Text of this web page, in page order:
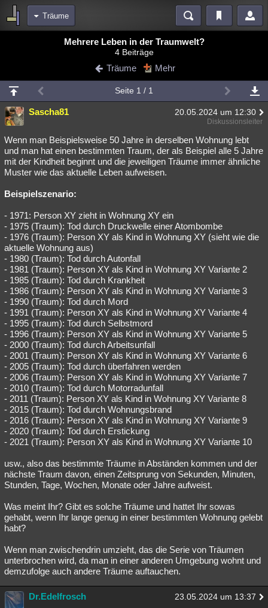
Träume
Blogs
Chat Wiki Neuigkeiten
meine Rubriken
Menschen Wissenschaft Mystery Kriminalfälle
Spiritualität Verschwörungen Technologie Ufologie
Natur Umfragen Unterhaltung
Philosophie Träume
Astronomie Helpdesk Gruppen Gaming Filme
Musik Clash Verbesserungen Allmystery
Übersichten
Besucht Teilgenommen Alle
Lesenswert Schlüsselwörter
Mehrere Leben in der Traumwelt?
4 Beiträge
Träume Mehr
Seite 1 / 1
Sascha81 20.05.2024 um 12:30
Diskussionsleiter
Wenn man Beispielsweise 50 Jahre in derselben Wohnung lebt
und man hat einen bestimmten Traum, der als Beispiel alle 5 Jahre
mit der Kindheit beginnt und die jeweiligen Träume immer ähnliche
Muster wie das aktuelle Leben aufweisen.
Beispielszenario:
- 1971: Person XY zieht in Wohnung XY ein
- 1975 (Traum): Tod durch Druckwelle einer Atombombe
- 1976 (Traum): Person XY als Kind in Wohnung XY (sieht wie die
aktuelle Wohnung aus)
- 1980 (Traum): Tod durch Autonfall
- 1981 (Traum): Person XY als Kind in Wohnung XY Variante 2
- 1985 (Traum): Tod durch Krankheit
- 1986 (Traum): Person XY als Kind in Wohnung XY Variante 3
- 1990 (Traum): Tod durch Mord
- 1991 (Traum): Person XY als Kind in Wohnung XY Variante 4
- 1995 (Traum): Tod durch Selbstmord
- 1996 (Traum): Person XY als Kind in Wohnung XY Variante 5
- 2000 (Traum): Tod durch Arbeitsunfall
- 2001 (Traum): Person XY als Kind in Wohnung XY Variante 6
- 2005 (Traum): Tod durch überfahren werden
- 2006 (Traum): Person XY als Kind in Wohnung XY Variante 7
- 2010 (Traum): Tod durch Motorradunfall
- 2011 (Traum): Person XY als Kind in Wohnung XY Variante 8
- 2015 (Traum): Tod durch Wohnungsbrand
- 2016 (Traum): Person XY als Kind in Wohnung XY Variante 9
- 2020 (Traum): Tod durch Erstickung
- 2021 (Traum): Person XY als Kind in Wohnung XY Variante 10
usw., also das bestimmte Träume in Abständen kommen und der
nächste Traum davon, einen Zeitsprung von Sekunden, Minuten,
Stunden, Tage, Wochen, Monate oder Jahre aufweist.
Was meint Ihr? Gibt es solche Träume und hattet Ihr sowas
gehabt, wenn Ihr lange genug in einer bestimmten Wohnung gelebt
habt?
Wenn man zwischendrin umzieht, das die Serie von Träumen
unterbrochen wird, da man in einer anderen Umgebung wohnt und
demzufolge auch andere Träume auftauchen.
Dr.Edelfrosch 23.05.2024 um 13:37